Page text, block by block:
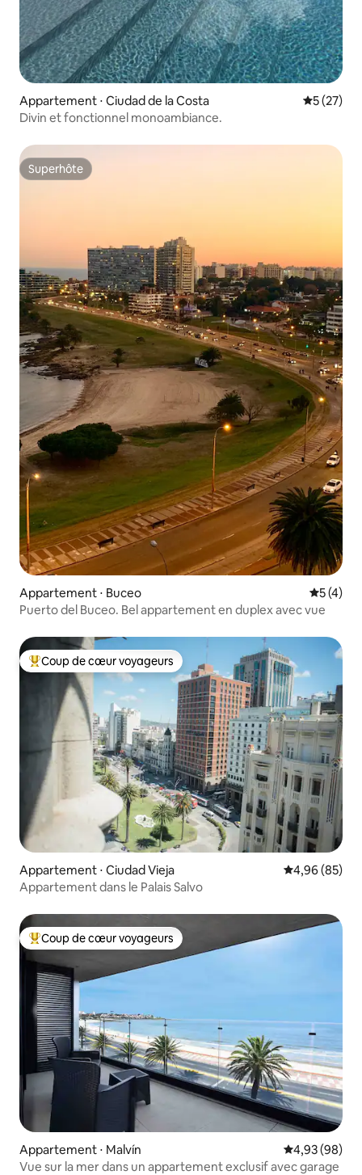
Appartement ⋅ Ciudad de la Costa
5 (27)
Divin et fonctionnel monoambiance.
Superhôte
Superhôte
Appartement ⋅ Buceo
5 (4)
Puerto del Buceo. Bel appartement en duplex avec vue
Coups de cœur voyageurs les plus appréciés
Coup de cœur voyageurs
Appartement ⋅ Ciudad Vieja Évaluation
4,96 (85)
Appartement dans le Palais Salvo
Coups de cœur voyageurs les plus appréciés
Coup de cœur voyageurs
Appartement ⋅ Malvín Évaluation
4,93 (98)
Vue sur la mer dans un appartement exclusif avec garage